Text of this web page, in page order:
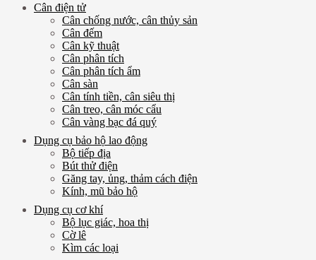
Cân điện tử
Cân chống nước, cân thủy sản
Cân đếm
Cân kỹ thuật
Cân phân tích
Cân phân tích ẩm
Cân sàn
Cân tính tiền, cân siêu thị
Cân treo, cân móc cẩu
Cân vàng bạc đá quý
Dụng cụ bảo hộ lao động
Bộ tiếp địa
Bút thử điện
Găng tay, ủng, thảm cách điện
Kính, mũ bảo hộ
Dụng cụ cơ khí
Bộ lục giác, hoa thị
Cờ lê
Kìm các loại